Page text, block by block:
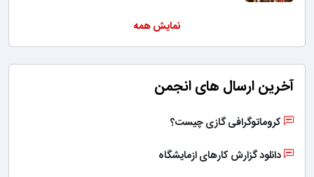
نمایش همه
آخرین ارسال های انجمن
کروماتوگرافی گازی چیست؟
دانلود گزارش کارهای ازمایشگاه